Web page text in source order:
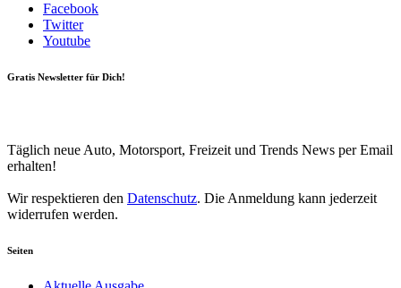
Facebook
Twitter
Youtube
Gratis Newsletter für Dich!
Täglich neue Auto, Motorsport, Freizeit und Trends News per Email
erhalten!
Wir respektieren den Datenschutz. Die Anmeldung kann jederzeit
widerrufen werden.
Seiten